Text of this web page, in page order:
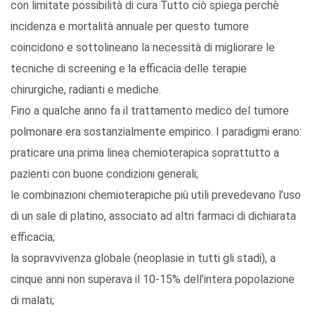
con limitate possibilità di cura Tutto ciò spiega perchè
incidenza e mortalità annuale per questo tumore
coincidono e sottolineano la necessità di migliorare le
tecniche di screening e la efficacia delle terapie
chirurgiche, radianti e mediche.
Fino a qualche anno fa il trattamento medico del tumore
polmonare era sostanzialmente empirico. I paradigmi erano:
praticare una prima linea chemioterapica soprattutto a
pazienti con buone condizioni generali;
le combinazioni chemioterapiche più utili prevedevano l’uso
di un sale di platino, associato ad altri farmaci di dichiarata
efficacia;
la sopravvivenza globale (neoplasie in tutti gli stadi), a
cinque anni non superava il 10-15% dell’intera popolazione
di malati;